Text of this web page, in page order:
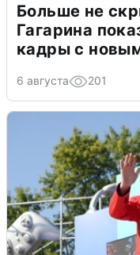
Больше не
Гагарина
кадры с
6 августа 201